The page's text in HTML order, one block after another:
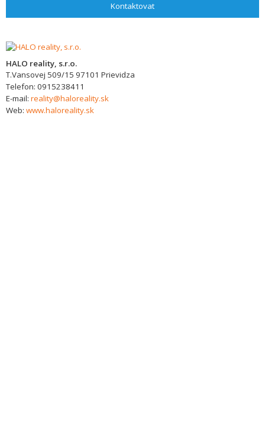
Kontaktovat
HALO reality, s.r.o.
T.Vansovej 509/15 97101 Prievidza
Telefon: 0915238411
E-mail: reality@haloreality.sk
Web: www.haloreality.sk